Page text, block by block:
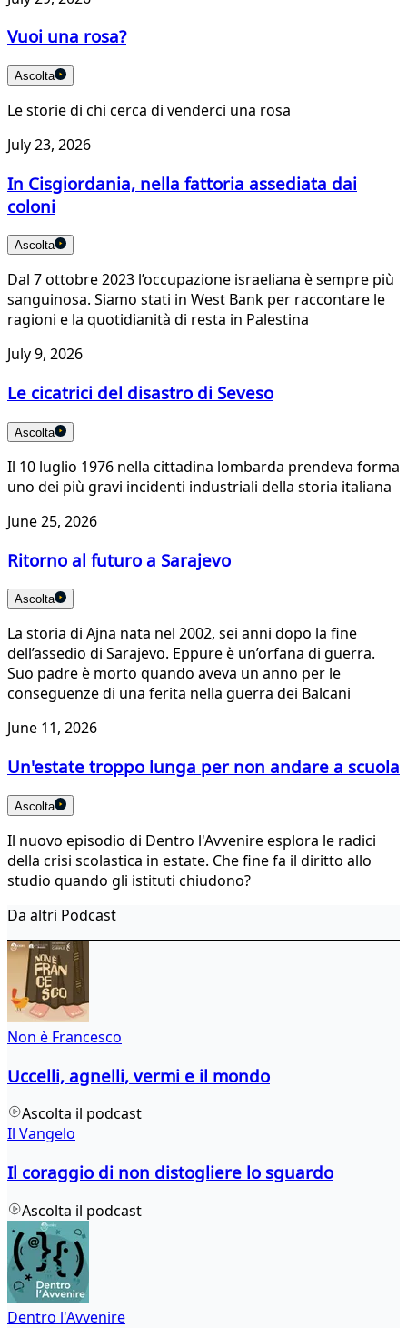
Vuoi una rosa?
Ascolta
Le storie di chi cerca di venderci una rosa
July 23, 2026
In Cisgiordania, nella fattoria assediata dai
coloni
Ascolta
Dal 7 ottobre 2023 l’occupazione israeliana è sempre più
sanguinosa. Siamo stati in West Bank per raccontare le
ragioni e la quotidianità di resta in Palestina
July 9, 2026
Le cicatrici del disastro di Seveso
Ascolta
Il 10 luglio 1976 nella cittadina lombarda prendeva forma
uno dei più gravi incidenti industriali della storia italiana
June 25, 2026
Ritorno al futuro a Sarajevo
Ascolta
La storia di Ajna nata nel 2002, sei anni dopo la fine
dell’assedio di Sarajevo. Eppure è un’orfana di guerra.
Suo padre è morto quando aveva un anno per le
conseguenze di una ferita nella guerra dei Balcani
June 11, 2026
Un'estate troppo lunga per non andare a scuola
Ascolta
Il nuovo episodio di Dentro l'Avvenire esplora le radici
della crisi scolastica in estate. Che fine fa il diritto allo
studio quando gli istituti chiudono?
Da altri Podcast
Non è Francesco
Uccelli, agnelli, vermi e il mondo
Ascolta il podcast
Il Vangelo
Il coraggio di non distogliere lo sguardo
Ascolta il podcast
Dentro l'Avvenire